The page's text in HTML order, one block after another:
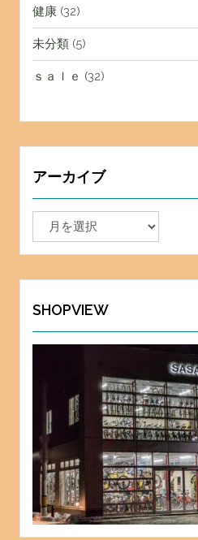
健康(32)
未分類(5)
ｓａｌｅ (32)
アーカイブ
カ
SHOPVIEW